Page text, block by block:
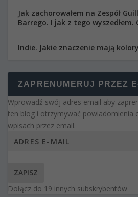
Jak zachorowałem na Zespół
Barrego. I jak z tego wyszedłem.
Indie. Jakie znaczenie mają kolory
ZAPRENUMERUJ PRZEZ
Wprowadź swój adres email aby
ten blog i otrzymywać powiadomienia
wpisach przez email.
ZAPISZ
Dołącz do 19 innych subskrybentów